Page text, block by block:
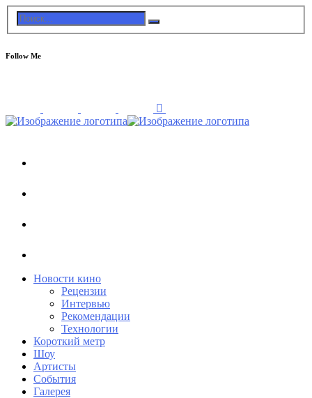
Follow Me
Новости кино
Рецензии
Интервью
Рекомендации
Технологии
Короткий метр
Шоу
Артисты
События
Галерея